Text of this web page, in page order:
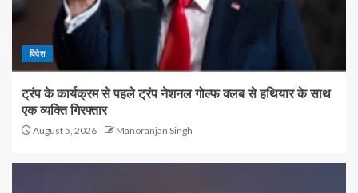
विदेश
ट्रंप के कार्यक्रम से पहले ट्रंप नेशनल गोल्फ क्लब से हथियार के साथ
एक व्यक्ति गिरफ्तार
August 5, 2026 Manoranjan Singh